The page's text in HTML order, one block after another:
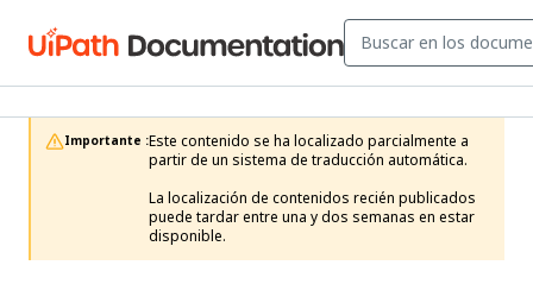
Importante :Este contenido se ha localizado parcialmente a
partir de un sistema de traducción automática.
La localización de contenidos recién publicados
puede tardar entre una y dos semanas en estar
disponible.